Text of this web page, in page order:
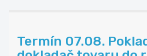
Termín 07.08.